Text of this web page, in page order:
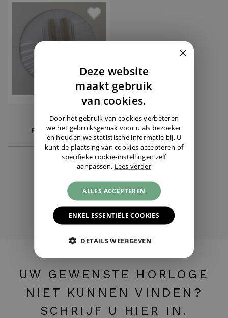
IWC
Pusher Tool Set
€ 100,-
ALLE ACCESSOIRES
UW GEWENSTE HORLOGE
NIET KUNNEN VINDEN?
SCHRIJF U HIER IN.
GERMAN
×
Deze website
maakt gebruik
van cookies.
Door het gebruik van cookies verbeteren
we het gebruiksgemak voor u als bezoeker
en houden we statistische informatie bij. U
kunt de plaatsing van cookies accepteren of
specifieke cookie-instellingen zelf
aanpassen. Lees verder
ALLES ACCEPTEREN
ENKEL ESSENTIËLE COOKIES
DETAILS WEERGEVEN